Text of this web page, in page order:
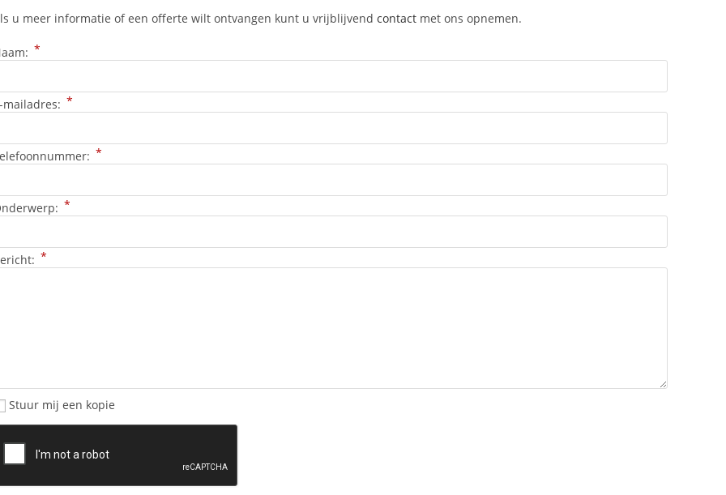
u meer informatie of een offerte wilt ontvangen kunt u vrijblijvend contact met ons opnemen.
*
mailadres: *
*
*
*
Stuur mij een kopie